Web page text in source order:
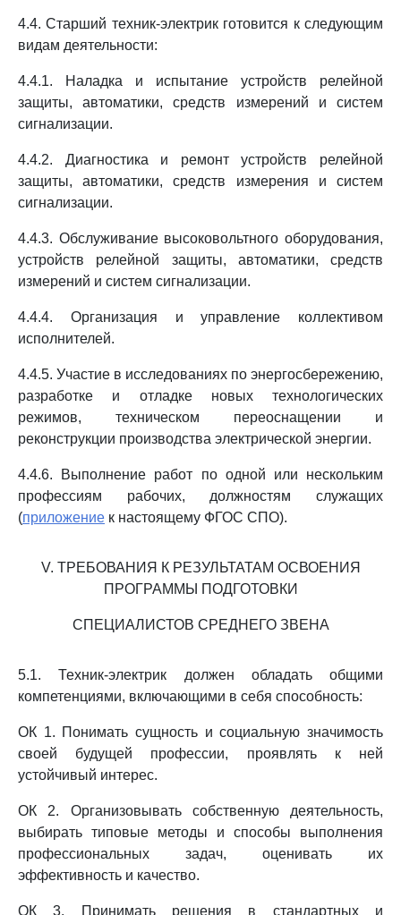
4.4. Старший техник-электрик готовится к следующим
видам деятельности:
4.4.1. Наладка и испытание устройств релейной
защиты, автоматики, средств измерений и систем
сигнализации.
4.4.2. Диагностика и ремонт устройств релейной
защиты, автоматики, средств измерения и систем
сигнализации.
4.4.3. Обслуживание высоковольтного оборудования,
устройств релейной защиты, автоматики, средств
измерений и систем сигнализации.
4.4.4. Организация и управление коллективом
исполнителей.
4.4.5. Участие в исследованиях по энергосбережению,
разработке и отладке новых технологических
режимов, техническом переоснащении и
реконструкции производства электрической энергии.
4.4.6. Выполнение работ по одной или нескольким
профессиям рабочих, должностям служащих
(приложение к настоящему ФГОС СПО).
V. ТРЕБОВАНИЯ К РЕЗУЛЬТАТАМ ОСВОЕНИЯ
ПРОГРАММЫ ПОДГОТОВКИ
СПЕЦИАЛИСТОВ СРЕДНЕГО ЗВЕНА
5.1. Техник-электрик должен обладать общими
компетенциями, включающими в себя способность:
ОК 1. Понимать сущность и социальную значимость
своей будущей профессии, проявлять к ней
устойчивый интерес.
ОК 2. Организовывать собственную деятельность,
выбирать типовые методы и способы выполнения
профессиональных задач, оценивать их
эффективность и качество.
ОК 3. Принимать решения в стандартных и